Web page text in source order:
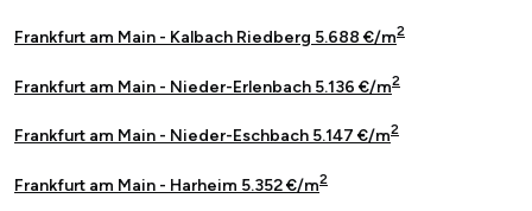
Frankfurt am Main - Kalbach Riedberg 5.688 €/m2
Frankfurt am Main - Nieder-Erlenbach 5.136 €/m2
Frankfurt am Main - Nieder-Eschbach 5.147 €/m2
Frankfurt am Main - Harheim 5.352 €/m2